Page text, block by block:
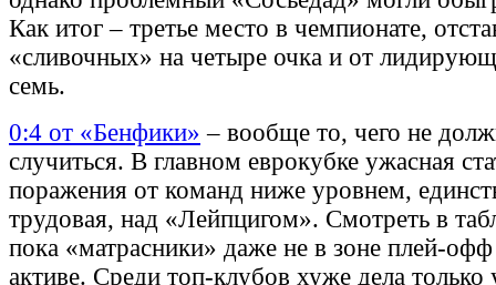
Как итог – третье место в чемпионате,
«сливочных» на четыре очка и от
семь.
0:4 от «Бенфики» – вообще то, чего не
случиться. В главном еврокубке ужасная
поражения от команд ниже уровнем,
трудовая, над «Лейпцигом». Смотреть в
пока «матрасники» даже не в зоне плей-
активе. Среди топ-клубов хуже дела